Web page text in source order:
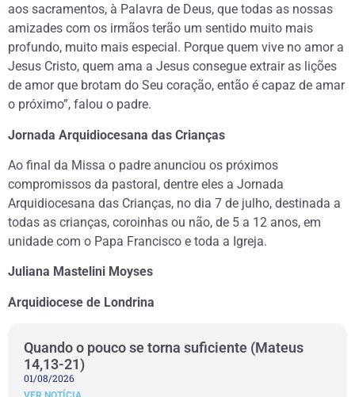
aos sacramentos, à Palavra de Deus, que todas as nossas
amizades com os irmãos terão um sentido muito mais
profundo, muito mais especial. Porque quem vive no amor a
Jesus Cristo, quem ama a Jesus consegue extrair as lições
de amor que brotam do Seu coração, então é capaz de amar
o próximo”, falou o padre.
Jornada Arquidiocesana das Crianças
Ao final da Missa o padre anunciou os próximos
compromissos da pastoral, dentre eles a Jornada
Arquidiocesana das Crianças, no dia 7 de julho, destinada a
todas as crianças, coroinhas ou não, de 5 a 12 anos, em
unidade com o Papa Francisco e toda a Igreja.
Juliana Mastelini Moyses
Arquidiocese de Londrina
Quando o pouco se torna suficiente (Mateus
14,13-21)
01/08/2026